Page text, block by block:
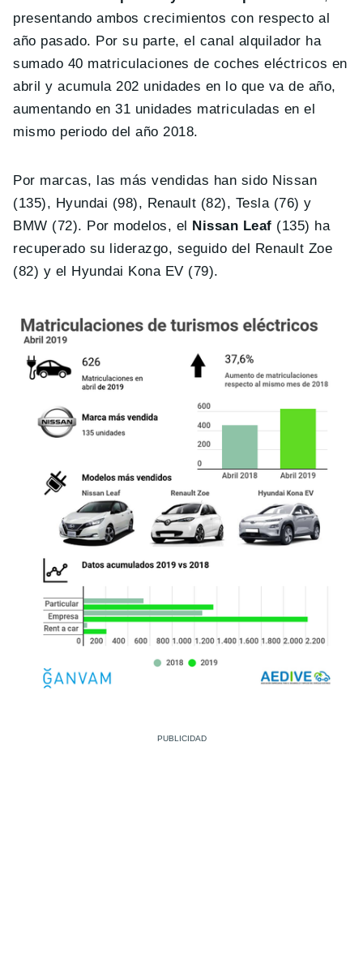
presentando ambos crecimientos con respecto al
año pasado. Por su parte, el canal alquilador ha
sumado 40 matriculaciones de coches eléctricos en
abril y acumula 202 unidades en lo que va de año,
aumentando en 31 unidades matriculadas en el
mismo periodo del año 2018.
Por marcas, las más vendidas han sido Nissan
(135), Hyundai (98), Renault (82), Tesla (76) y
BMW (72). Por modelos, el Nissan Leaf (135) ha
recuperado su liderazgo, seguido del Renault Zoe
(82) y el Hyundai Kona EV (79).